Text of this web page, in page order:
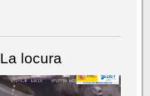
La locura